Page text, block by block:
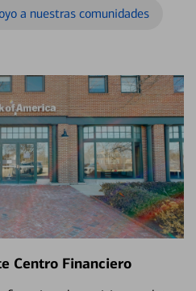
a nuestras comunidades
Centro Financiero